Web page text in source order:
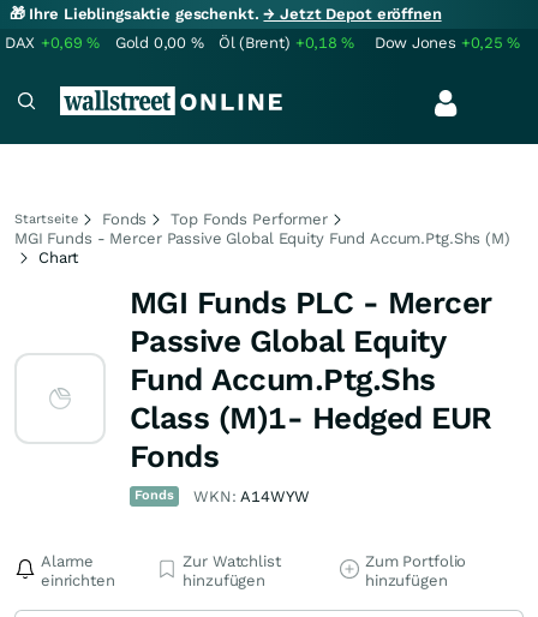
🎁 Ihre Lieblingsaktie geschenkt.→ Jetzt Depot eröffnen
DAX +0,69% Gold 0,00 % Öl (Brent) +0,18% Dow Jones +0,25%
Startseite Fonds
Top Fonds Performer
MGI Funds - Mercer Passive Global Equity Fund Accum.Ptg.Shs (M)
Chart
MGI Funds PLC - Mercer
Passive Global Equity
Fund Accum.Ptg.Shs
Class (M)1- Hedged EUR
Fonds
Fonds WKN:A14WYW
Alarme
einrichten
Zur Watchlist
hinzufügen
Zum Portfolio
hinzufügen